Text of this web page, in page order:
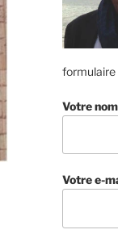
formulaire
Votre nom
Votre e-